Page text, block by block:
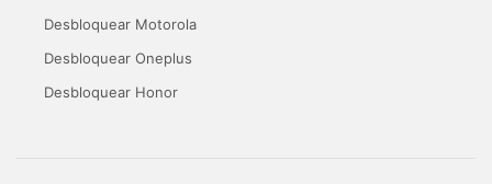
Desbloquear Motorola
Desbloquear Oneplus
Desbloquear Honor